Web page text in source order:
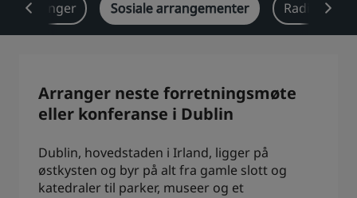
Park Plaza Park Inn by Radisson
Prize by Radisson Country Inn & Suites
Tilknyttede merker i Kina
Jin Jiang
Se bloggen vår
Sosiale arrangementer Radisson
Arranger neste forretningsmøte
eller konferanse i Dublin
Dublin, hovedstaden i Irland, ligger på
østkysten og byr på alt fra gamle slott og
katedraler til parker, museer og et